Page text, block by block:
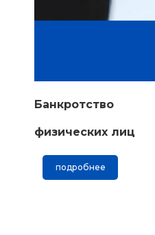
Банкротство
физических лиц
подробнее